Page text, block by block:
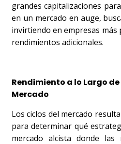
grandes capitalizaciones
en un mercado en auge,
invirtiendo en empresas
rendimientos adicionales.
Rendimiento a lo Largo
Mercado
Los ciclos del mercado
para determinar qué
mercado alcista donde las